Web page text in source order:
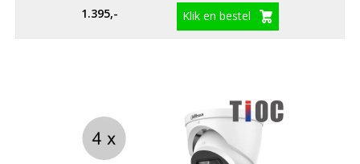
1.395,- Klik en bestel